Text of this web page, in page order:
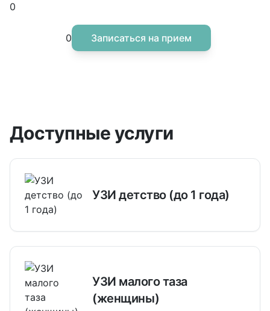
0
0 Записаться на прием
Доступные услуги
УЗИ детство (до 1 года)
УЗИ малого таза
(женщины)